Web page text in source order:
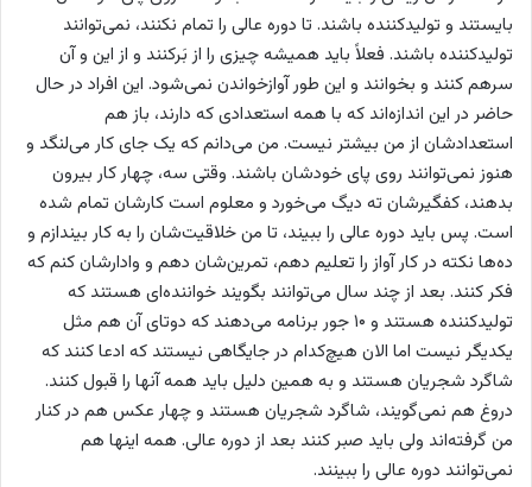
بایستند و تولیدکننده باشند. تا دوره عالی را تمام نکنند، نمی‌توانند
تولیدکننده باشند. فعلاً باید همیشه چیزی را از بَرکنند و از این و آن
سرهم کنند و بخوانند و این طور آوازخواندن نمی‌شود. این افراد در حال
حاضر در این اندازه‌اند که با همه استعدادی که دارند، باز هم
استعدادشان از من بیشتر نیست. من می‌دانم که یک جای کار می‌لنگد و
هنوز نمی‌توانند روی پای خودشان باشند. وقتی سه، چهار کار بیرون
بدهند، کفگیرشان ته دیگ می‌خورد و معلوم است کارشان تمام شده
است. پس باید دوره عالی را ببیند، تا من خلاقیت‌شان را به کار بیندازم و
ده‌ها نکته در کار آواز را تعلیم دهم، تمرین‌شان دهم و وادارشان کنم که
فکر کنند. بعد از چند سال می‌توانند بگویند خواننده‌ای هستند که
تولیدکننده هستند و ۱۰ جور برنامه می‌دهند که دوتای آن هم مثل
یکدیگر نیست اما الان هیچ‌کدام در جایگاهی نیستند که ادعا کنند که
شاگرد شجریان هستند و به همین دلیل باید همه آنها را قبول کنند.
دروغ هم نمی‌گویند، شاگرد شجریان هستند و چهار عکس هم در کنار
من گرفته‌اند ولی باید صبر کنند بعد از دوره عالی. همه اینها هم
نمی‌توانند دوره عالی را ببینند.